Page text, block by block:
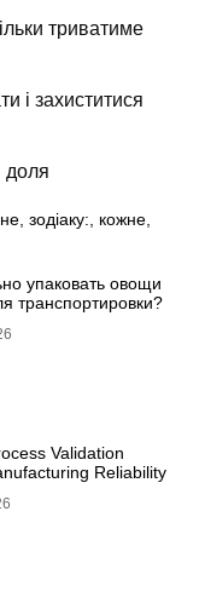
триватиме
і захиститися
доля
, зодіаку:, кожне,
упаковать овощи
транспортировки?
Validation
Reliability